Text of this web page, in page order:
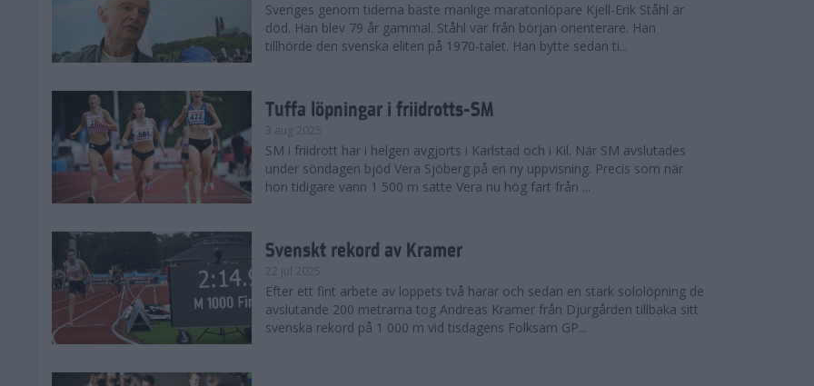
Sveriges genom tiderna bäste manlige maratonlöpare Kjell-Erik Ståhl är
död. Han blev 79 år gammal. Ståhl var från början orienterare. Han
tillhörde den svenska eliten på 1970-talet. Han bytte sedan ti...
Tuffa löpningar i friidrotts-SM
3 aug 2025
SM i friidrott har i helgen avgjorts i Karlstad och i Kil. När SM avslutades
under söndagen bjöd Vera Sjöberg på en ny uppvisning. Precis som när
hon tidigare vann 1 500 m satte Vera nu hög fart från ...
Svenskt rekord av Kramer
22 jul 2025
Efter ett fint arbete av loppets två harar och sedan en stark sololöpning de
avslutande 200 metrarna tog Andreas Kramer från Djurgården tillbaka sitt
svenska rekord på 1 000 m vid tisdagens Folksam GP...